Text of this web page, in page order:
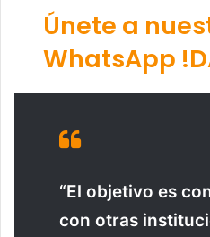
Únete a
WhatsApp
“El objetivo es
con otras